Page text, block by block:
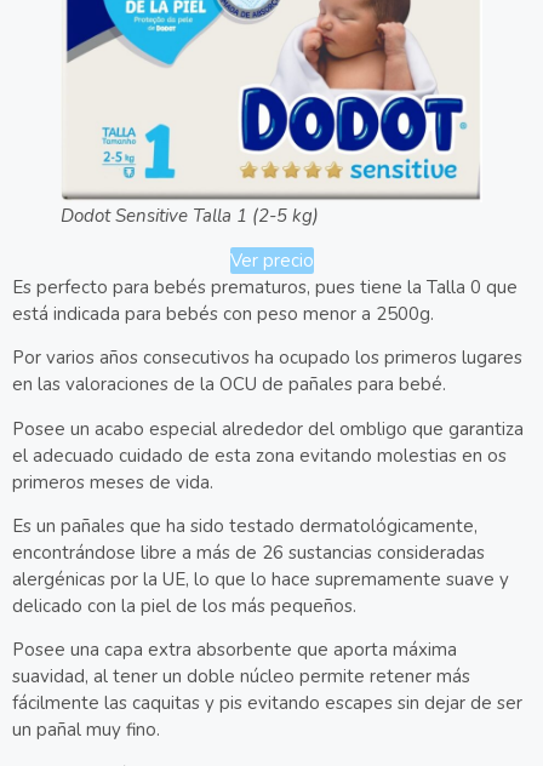
Dodot Sensitive Talla 1 (2-5 kg)
Ver precio
Es perfecto para bebés prematuros, pues tiene la Talla 0 que
está indicada para bebés con peso menor a 2500g.
Por varios años consecutivos ha ocupado los primeros lugares
en las valoraciones de la OCU de pañales para bebé.
Posee un acabo especial alrededor del ombligo que garantiza
el adecuado cuidado de esta zona evitando molestias en os
primeros meses de vida.
Es un pañales que ha sido testado dermatológicamente,
encontrándose libre a más de 26 sustancias consideradas
alergénicas por la UE, lo que lo hace supremamente suave y
delicado con la piel de los más pequeños.
Posee una capa extra absorbente que aporta máxima
suavidad, al tener un doble núcleo permite retener más
fácilmente las caquitas y pis evitando escapes sin dejar de ser
un pañal muy fino.